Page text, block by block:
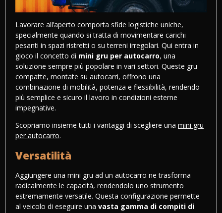
Lavorare all’aperto comporta sfide logistiche uniche,
specialmente quando si tratta di movimentare carichi
pesanti in spazi ristretti o su terreni irregolari. Qui entra in
gioco il concetto di mini gru per autocarro, una
soluzione sempre più popolare in vari settori. Queste gru
compatte, montate su autocarri, offrono una
combinazione di mobilità, potenza e flessibilità, rendendo
più semplice e sicuro il lavoro in condizioni esterne
impegnative.
Scopriamo insieme tutti i vantaggi di scegliere una mini gru
per autocarro.
Versatilità
Aggiungere una mini gru ad un autocarro ne trasforma
radicalmente le capacità, rendendolo uno strumento
estremamente versatile. Questa configurazione permette
al veicolo di eseguire una vasta gamma di compiti di